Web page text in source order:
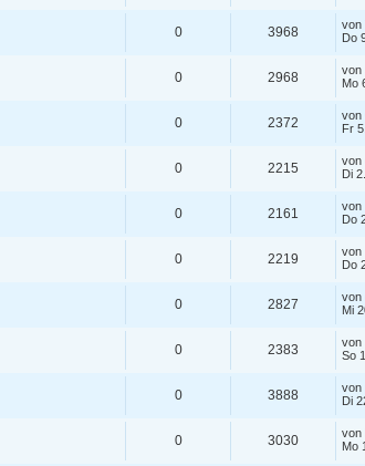
0 3968 von
Do
0 2968 von
Mo
0 2372 von
Fr
0 2215 von
Di
0 2161 von
Do
0 2219 von
Do
0 2827 von
Mi
0 2383 von
So
0 3888 von
Di
0 3030 von
Mo